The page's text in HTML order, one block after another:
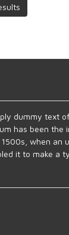
dummy text
has been the
when an
it to make a